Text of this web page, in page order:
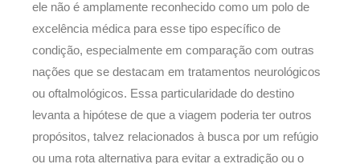
ele não é amplamente reconhecido como um polo de
excelência médica para esse tipo específico de
condição, especialmente em comparação com outras
nações que se destacam em tratamentos neurológicos
ou oftalmológicos. Essa particularidade do destino
levanta a hipótese de que a viagem poderia ter outros
propósitos, talvez relacionados à busca por um refúgio
ou uma rota alternativa para evitar a extradição ou o